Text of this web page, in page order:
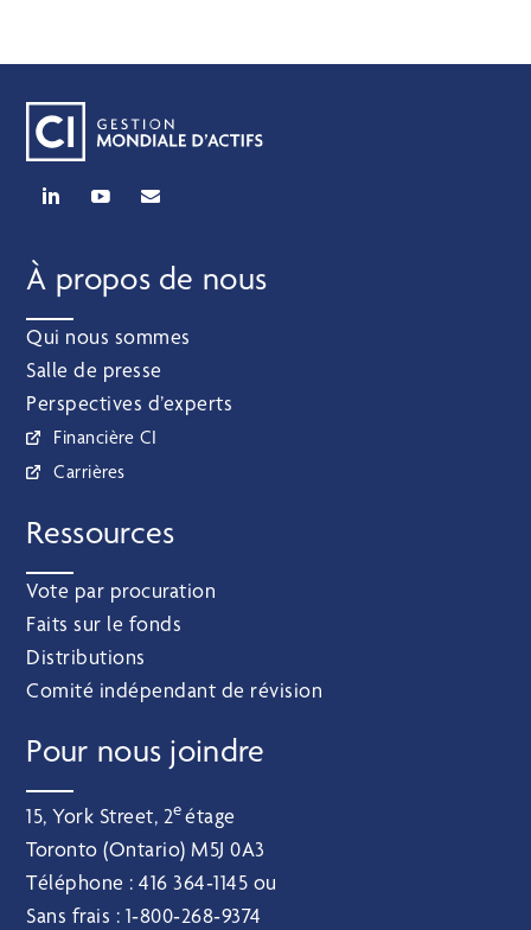
À propos de nous
Qui nous sommes
Salle de presse
Perspectives d’experts
Financière CI
Carrières
Ressources
Vote par procuration
Faits sur le fonds
Distributions
Comité indépendant de révision
Pour nous joindre
15, York Street, 2eétage
Toronto (Ontario) M5J 0A3
Téléphone :416 364‑1145 ou
Sans frais : 1‑800‑268‑9374